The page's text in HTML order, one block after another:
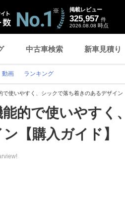
掲載レビュー
325,957 件
2026.08.08 時点
中古車検索 新車見積り
動画 ランキング
で使いやすく、シックで落ち着きのあるデザイン
的で使いやすく
【購入ガイド】